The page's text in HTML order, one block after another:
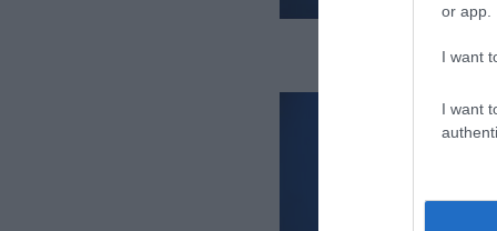
or app.
I want
I want